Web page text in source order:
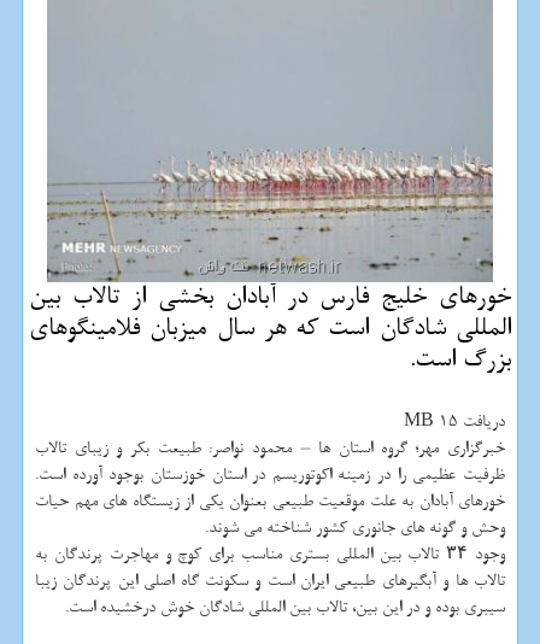
خورهای خلیج فارس در آبادان بخشی از تالاب بین
المللی شادگان است كه هر سال میزبان فلامینگوهای
بزرگ است.
دریافت 15 MB
خبرگزاری مهر؛ گروه استان ها – محمود نواصر: طبیعت بکر و زیبای تالاب
ظرفیت عظیمی را در زمینه اکوتوریسم در استان خوزستان بوجود آورده است.
خورهای آبادان به علت موقعیت طبیعی بعنوان یکی از زیستگاه های مهم حیات
وحش و گونه های جانوری کشور شناخته می شوند.
وجود ۳۴ تالاب بین المللی بستری مناسب برای کوچ و مهاجرت پرندگان به
تالاب ها و آبگیرهای طبیعی ایران است و سکونت گاه اصلی این پرندگان زیبا
سیبری بوده و در این بین، تالاب بین المللی شادگان خوش درخشیده است.